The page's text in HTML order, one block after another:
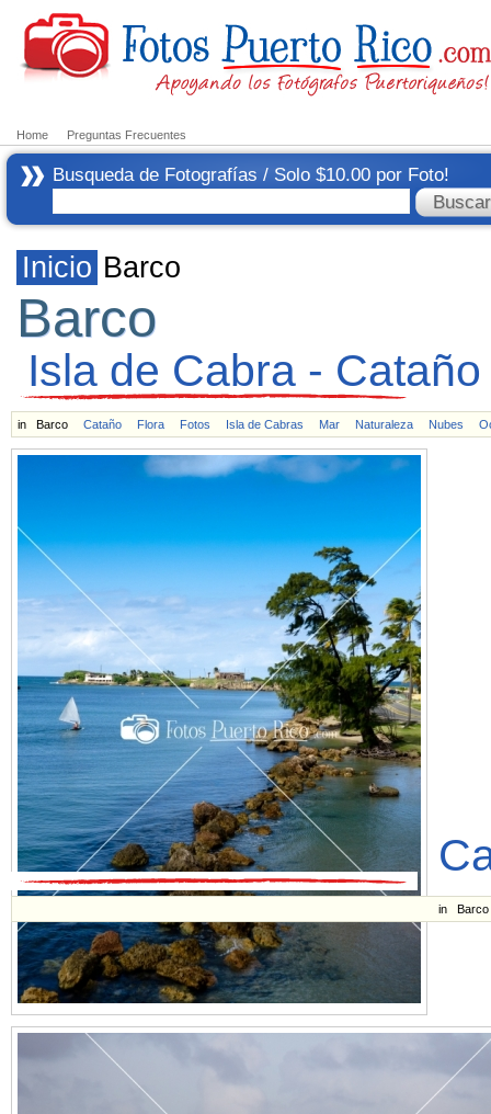
Home Preguntas Frecuentes
Busqueda de Fotografías / Solo $10.00 por Foto!
Inicio Barco
Barco
Isla de Cabra - Cataño
in Barco Cataño Flora Fotos Isla de Cabras Mar Naturaleza Nubes
in Barco